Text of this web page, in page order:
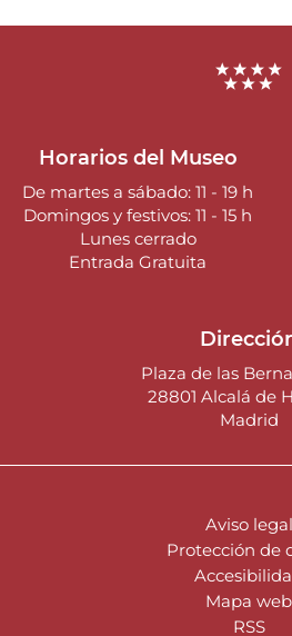
Horarios del Museo
De martes a sábado: 11 - 19 h
Domingos y festivos: 11 - 15 h
Lunes cerrado
Entrada Gratuita
Plaza de las
28801 Alcalá de
Madrid
Aviso legal
Protección de
Mapa web
RSS